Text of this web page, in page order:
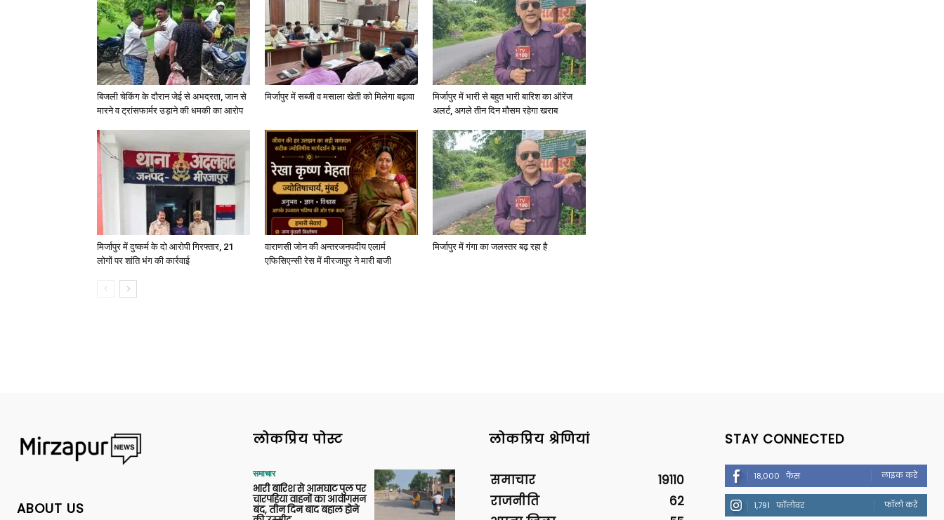
बिजली चेकिंग के दौरान जेई से अभद्रता, जान से
मारने व ट्रांसफार्मर उड़ाने की धमकी का आरोप
मिर्जापुर में सब्जी व मसाला खेती को मिलेगा बढ़ावा
मिर्जापुर में भारी से बहुत भारी बारिश का ऑरेंज
अलर्ट, अगले तीन दिन मौसम रहेगा खराब
मिर्जापुर में दुष्कर्म के दो आरोपी गिरफ्तार, 21
लोगों पर शांति भंग की कार्रवाई
वाराणसी जोन की अन्तरजनपदीय एलार्म
एफिसिएन्सी रेस में मीरजापुर ने मारी बाजी
मिर्जापुर में गंगा का जलस्तर बढ़ रहा है
ABOUT US
लोकप्रिय पोस्ट
समाचार
भारी बारिश से आमघाट पुल पर
चारपहिया वाहनों का आवागमन
बंद, तीन दिन बाद बहाल होने
लोकप्रिय श्रेणियां
समाचार
19110
राजनीति
62
STAY CONNECTED
18,000 फैंस लाइक करें
1,791 फॉलोवर फॉलो करें